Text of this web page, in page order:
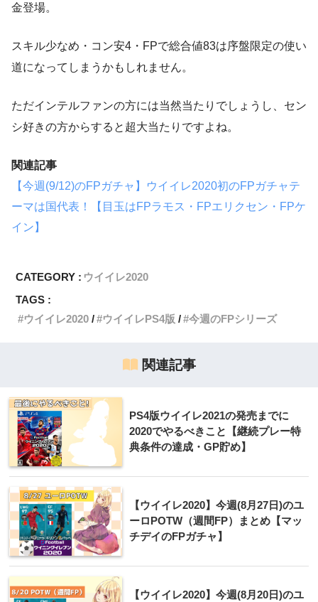
金登場。
スキル少なめ・コン安4・FPで総合値83は序盤限定の使い
道になってしまうかもしれません。
ただインテルファンの方には当然当たりでしょうし、セン
シ好きの方からすると超大当たりですよね。
関連記事
【今週(9/12)のFPガチャ】ウイイレ2020初のFPガチャテ
ーマは国代表！【目玉はFPラモス・FPエリクセン・FPケ
イン】
CATEGORY : ウイイレ2020
TAGS :
ウイイレ2020
ウイイレPS4版 今週のFPシリーズ
関連記事
PS4版ウイイレ2021の発売までに
2020でやるべきこと【継続プレー特
典条件の達成・GP貯め】
【ウイイレ2020】今週(8月27日)のユ
ーロPOTW（週間FP）まとめ【マッ
チデイのFPガチャ】
【ウイイレ2020】今週(8月20日)のユ